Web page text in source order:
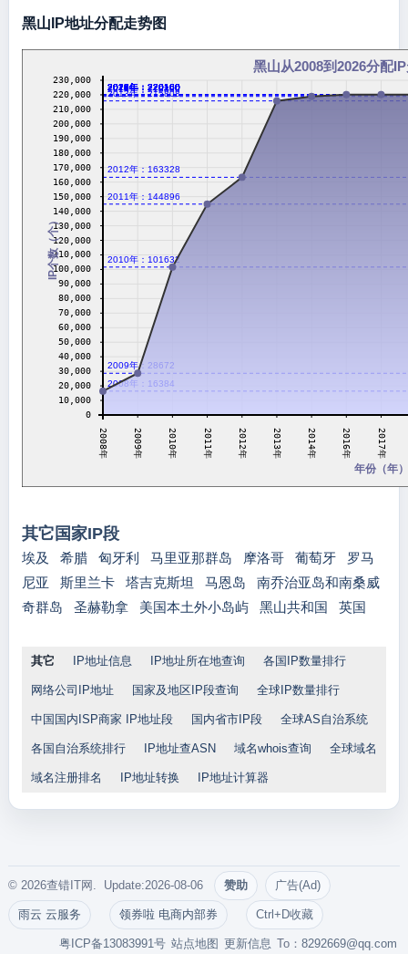
黑山IP地址分配走势图
黑山从2008到2026分配
2008年：16384
2009年：28672
2010年：101632
2011年：144896
2012年：163328
2013年：215808
2014年：218880
2016年：220160
2017年：220160
2018年：220160
2019年：220160
2020年：220160
2021年：220160
2022年：220160
2023年：220160
2024年：220160
2026年：220160
0
10,000
20,000
30,000
40,000
50,000
60,000
70,000
80,000
90,000
100,000
110,000
120,000
130,000
140,000
150,000
160,000
170,000
180,000
190,000
200,000
210,000
220,000
230,000
2008年 2009年 2010年 2011年 2012年 2013年 2014年 2016年 2017年
年份（年）
IP个数（个）
其它国家IP段
埃及 希腊 匈牙利 马里亚那群岛 摩洛哥 葡萄牙
罗马
尼亚
斯里兰卡 塔吉克斯坦 马恩岛
南乔治亚岛和南桑威
奇群岛
圣赫勒拿 美国本土外小岛屿 黑山共和国 英国
其它 IP地址信息 IP地址所在地查询 各国IP数量排行
网络公司IP地址 国家及地区IP段查询 全球IP数量排行
中国国内ISP商家 IP地址段 国内省市IP段 全球AS自治系统
各国自治系统排行 IP地址查ASN 域名whois查询 全球域名
域名注册排名 IP地址转换 IP地址计算器
© 2026查错IT网. Update:2026-08-06 赞助 广告(Ad)
雨云 云服务 领券啦 电商内部券 Ctrl+D收藏
To：8292669@qq.com
更新信息
站点地图
粤ICP备13083991号